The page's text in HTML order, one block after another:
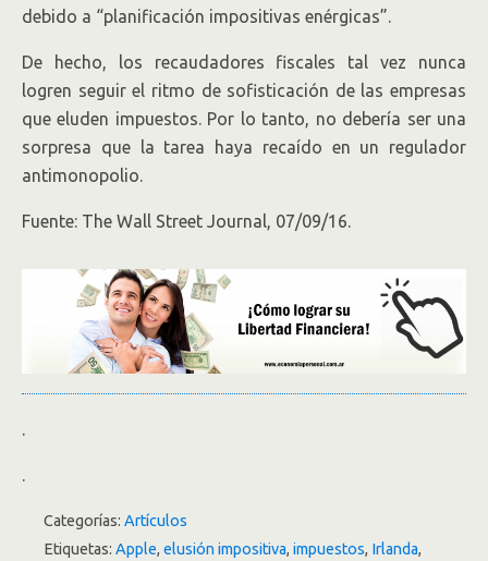
debido a “planificación impositivas enérgicas”.
De hecho, los recaudadores fiscales tal vez nunca
logren seguir el ritmo de sofisticación de las empresas
que eluden impuestos. Por lo tanto, no debería ser una
sorpresa que la tarea haya recaído en un regulador
antimonopolio.
Fuente: The Wall Street Journal, 07/09/16.
.
.
Categorías: Artículos
Etiquetas: Apple, elusión impositiva, impuestos, Irlanda,